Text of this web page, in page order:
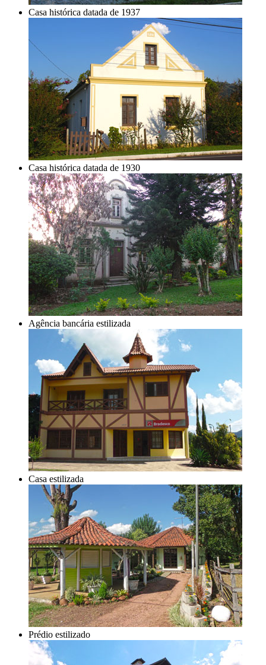
Casa histórica datada de 1937
Casa histórica datada de 1930
Agência bancária estilizada
Casa estilizada
Prédio estilizado